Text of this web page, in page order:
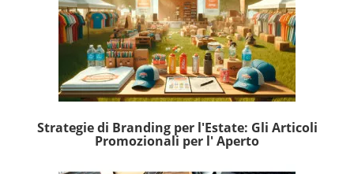
Strategie di Branding per l'Estate: Gli Articoli
Promozionali per l' Aperto